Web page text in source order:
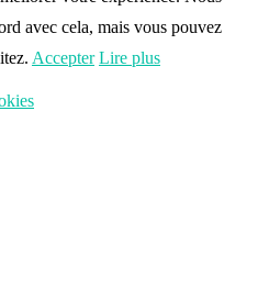
avec cela, mais vous pouvez
Accepter Lire plus